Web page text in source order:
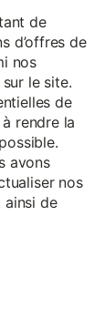
de
d’offres de
nos
le site.
de
rendre la
avons
nos
ainsi de